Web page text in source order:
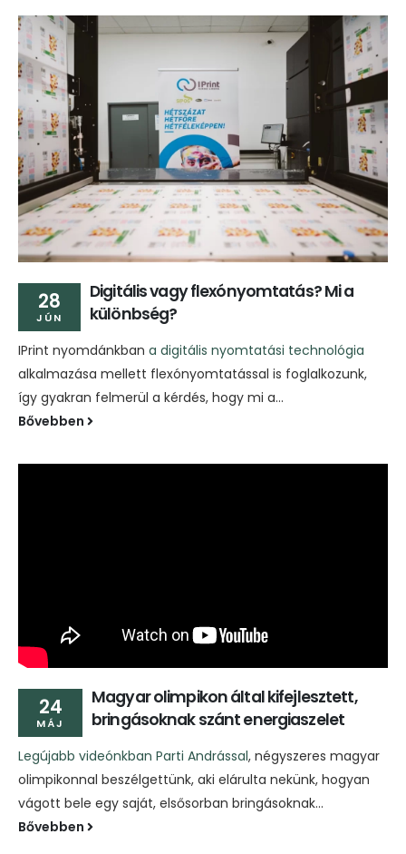
28
JÚN
Digitális vagy flexónyomtatás? Mi a
különbség?
IPrint nyomdánkban a digitális nyomtatási technológia
alkalmazása mellett flexónyomtatással is foglalkozunk,
így gyakran felmerül a kérdés, hogy mi a...
Bővebben
24
MÁJ
Magyar olimpikon által kifejlesztett,
bringásoknak szánt energiaszelet
Legújabb videónkban Parti Andrással, négyszeres magyar
olimpikonnal beszélgettünk, aki elárulta nekünk, hogyan
vágott bele egy saját, elsősorban bringásoknak...
Bővebben